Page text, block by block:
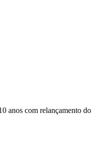
anos com relançamento do